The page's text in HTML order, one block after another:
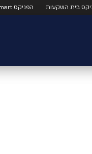
בית השקעות הפניקס smart